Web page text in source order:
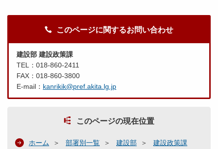
このページに関するお問い合わせ
建設部 建設政策課
TEL：018-860-2411
FAX：018-860-3800
E-mail： kanrikik@pref.akita.lg.jp
このページの現在位置
ホーム 部署別一覧 建設部
建設政策課